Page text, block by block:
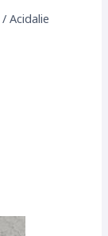
/ Acidalie